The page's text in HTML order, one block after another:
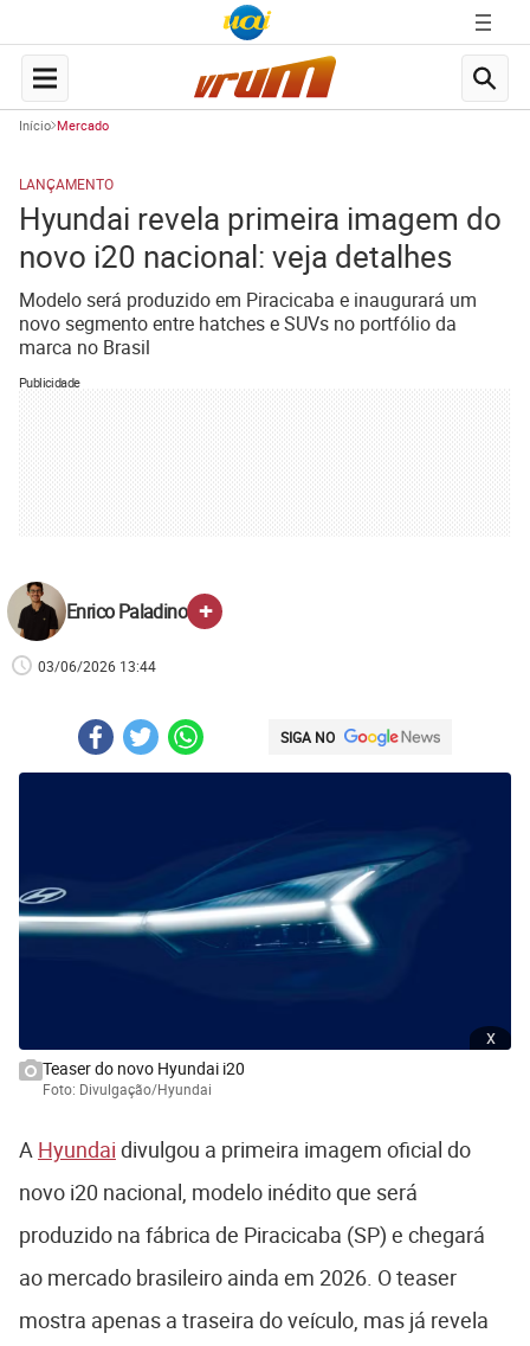
Início Mercado
LANÇAMENTO
Hyundai revela primeira imagem do
novo i20 nacional: veja detalhes
Modelo será produzido em Piracicaba e inaugurará um
novo segmento entre hatches e SUVs no portfólio da
marca no Brasil
Publicidade
Enrico Paladino +
03/06/2026 13:44
SIGA NO
x
Teaser do novo Hyundai i20
Foto: Divulgação/Hyundai
A Hyundai divulgou a primeira imagem oficial do
novo i20 nacional, modelo inédito que será
produzido na fábrica de Piracicaba (SP) e chegará
ao mercado brasileiro ainda em 2026. O teaser
mostra apenas a traseira do veículo, mas já revela